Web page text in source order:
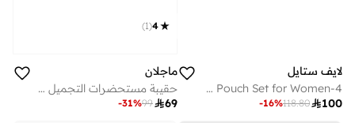
لايف ستايل
4-Piece Black Cosmetic Pouch Set for Women
100
118.80
-16%
4
(
1
)
ماجلان
حقيبة مستحضرات التجميل Magellan TC2501179 – حقيبة سفر لتنظيم المكياج وأدوات العناية الشخصية للنساء
69
99
-31%